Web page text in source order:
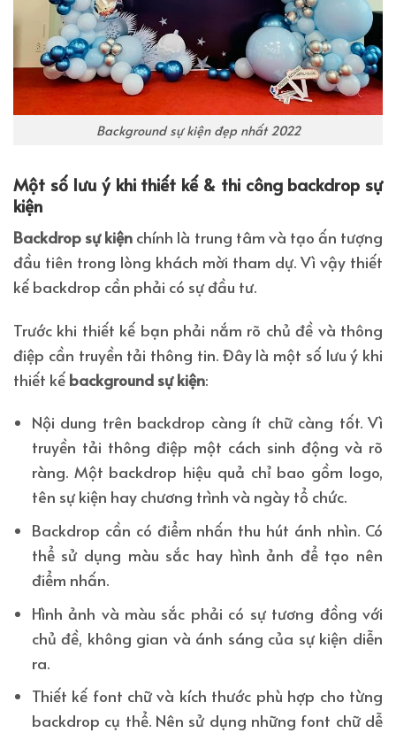
Background sự kiện đẹp nhất 2022
Một số lưu ý khi thiết kế & thi công backdrop sự
kiện
Backdrop sự kiện chính là trung tâm và tạo ấn tượng
đầu tiên trong lòng khách mời tham dự. Vì vậy thiết
kế backdrop cần phải có sự đầu tư.
Trước khi thiết kế bạn phải nắm rõ chủ đề và thông
điệp cần truyền tải thông tin. Đây là một số lưu ý khi
thiết kế background sự kiện:
Nội dung trên backdrop càng ít chữ càng tốt. Vì
truyền tải thông điệp một cách sinh động và rõ
ràng. Một backdrop hiệu quả chỉ bao gồm logo,
tên sự kiện hay chương trình và ngày tổ chức.
Backdrop cần có điểm nhấn thu hút ánh nhìn. Có
thể sử dụng màu sắc hay hình ảnh để tạo nên
điểm nhấn.
Hình ảnh và màu sắc phải có sự tương đồng với
chủ đề, không gian và ánh sáng của sự kiện diễn
ra.
Thiết kế font chữ và kích thước phù hợp cho từng
backdrop cụ thể. Nên sử dụng những font chữ dễ